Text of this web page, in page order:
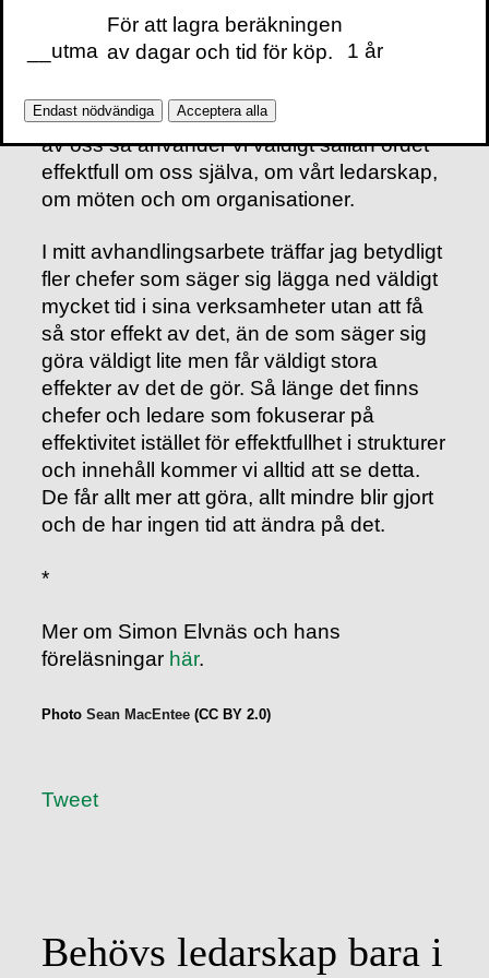
uttryckefficientocheffective. Med vår
svenska slarviga och tidsjagande attityd
effektiv. Om vi tänker efter lite var och en
av oss så använder vi väldigt sällan ordet
effektfull om oss själva, om vårt ledarskap,
om möten och om organisationer.
I mitt avhandlingsarbete träffar jag betydligt
fler chefer som säger sig lägga ned väldigt
mycket tid i sina verksamheter utan att få
så stor effekt av det, än de som säger sig
göra väldigt lite men får väldigt stora
effekter av det de gör. Så länge det finns
chefer och ledare som fokuserar på
effektivitet istället för effektfullhet i strukturer
och innehåll kommer vi alltid att se detta.
De får allt mer att göra, allt mindre blir gjort
och de har ingen tid att ändra på det.
*
Mer om Simon Elvnäs och hans
föreläsningar här.
Photo Sean MacEntee (CC BY 2.0)
Tweet
Behövs ledarskap bara i
__utma
För att lagra beräkningen
av dagar och tid för köp.
1 år
Endast nödvändiga Acceptera alla